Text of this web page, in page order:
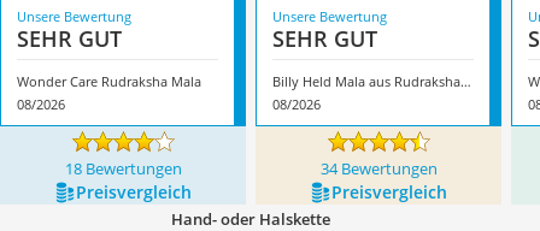
Unsere Bewertung
SEHR GUT
Wonder Care Rudraksha Mala
08/2026
Unsere Bewertung
SEHR GUT
Billy Held Mala aus Rudraksha-Perlen
08/2026
18 Bewertungen 34 Bewertungen
Preis­vergleich Preis­vergleich
Hand- oder Halskette